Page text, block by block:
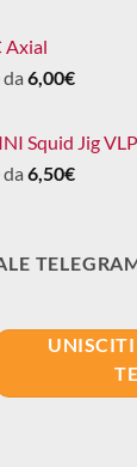
Axial
6,00€
Squid Jig VLP
6,50€